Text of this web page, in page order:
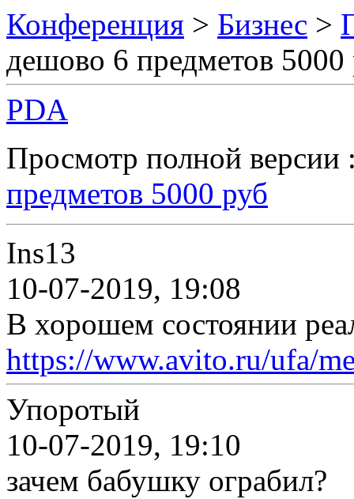
Конференция > Бизнес >
дешово 6 предметов 5000
PDA
Просмотр полной
предметов 5000 руб
Ins13
10-07-2019, 19:08
В хорошем состоянии
https://www.avito.ru/ufa/
Упоротый
10-07-2019, 19:10
зачем бабушку ограбил?